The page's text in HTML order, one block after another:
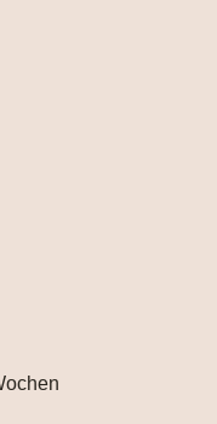
5 Sternen